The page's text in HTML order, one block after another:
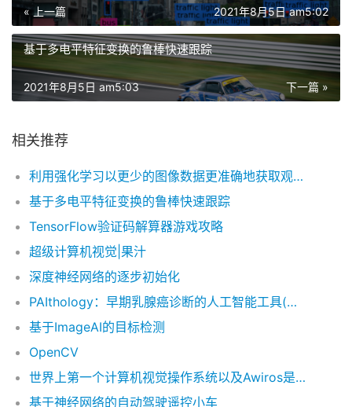
« 上一篇 2021年8月5日 am5:02
基于多电平特征变换的鲁棒快速跟踪
下一篇 »
2021年8月5日 am5:03
相关推荐
利用强化学习以更少的图像数据更准确地获取观测者的运动
基于多电平特征变换的鲁棒快速跟踪
TensorFlow验证码解算器游戏攻略
超级计算机视觉|果汁
深度神经网络的逐步初始化
PAIthology：早期乳腺癌诊断的人工智能工具(第1部分：问题陈述和数据集…
基于ImageAI的目标检测
OpenCV
世界上第一个计算机视觉操作系统以及Awiros是如何提供它的
基于神经网络的自动驾驶遥控小车